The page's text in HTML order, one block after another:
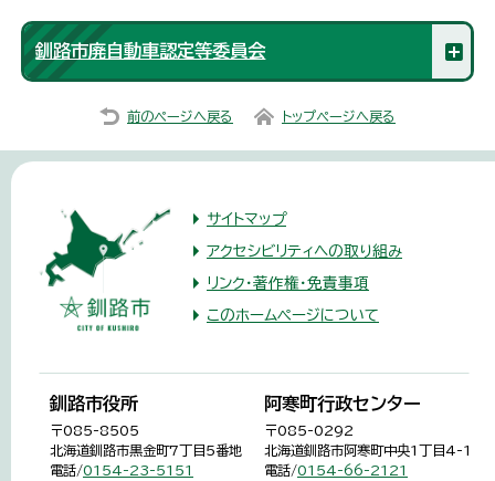
釧路市廃自動車認定等委員会
前のページへ戻る トップページへ戻る
サイトマップ
アクセシビリティへの取り組み
リンク・著作権・免責事項
このホームページについて
釧路市役所
〒085-8505
北海道釧路市黒金町7丁目5番地
電話/0154-23-5151
阿寒町行政センター
〒085-0292
北海道釧路市阿寒町中央1丁目4-1
電話/0154-66-2121